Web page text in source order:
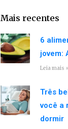
Mais recentes
6
jovem:
Leia mais
Três
você a
dormir